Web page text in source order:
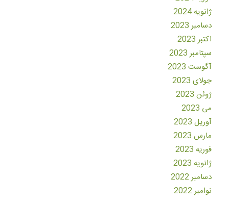
ژانویه 2024
دسامبر 2023
اکتبر 2023
سپتامبر 2023
آگوست 2023
جولای 2023
ژوئن 2023
می 2023
آوریل 2023
مارس 2023
فوریه 2023
ژانویه 2023
دسامبر 2022
نوامبر 2022